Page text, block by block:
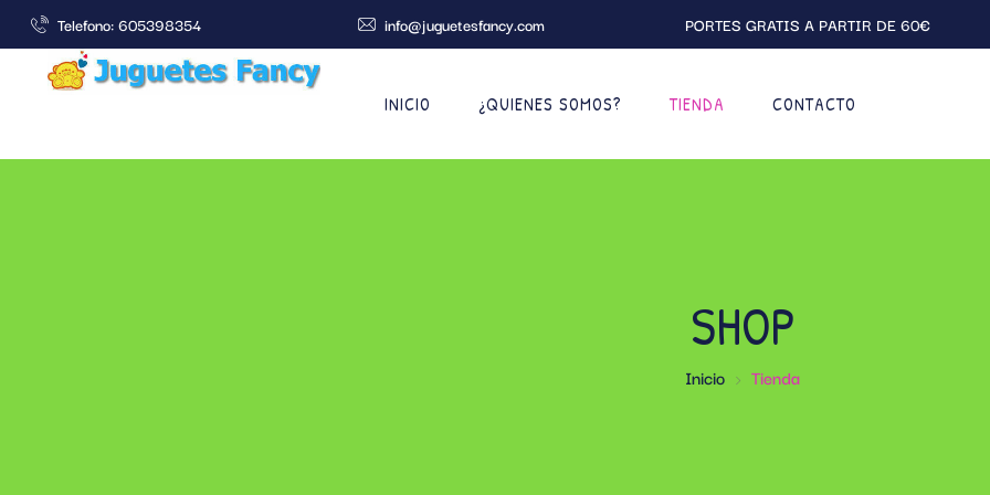
Telefono: 605398354 info@juguetesfancy.com PORTES GRATIS A PARTIR DE 60€
INICIO ¿QUIENES SOMOS? TIENDA CONTACTO
SHOP
Inicio Tienda